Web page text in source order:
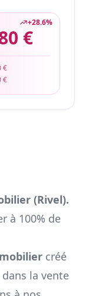
+28.6%
€
€
€
(Rivel).
à 100% de
créé
la vente